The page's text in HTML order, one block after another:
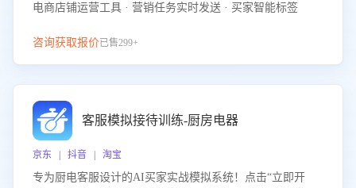
电商店铺运营工具 · 营销任务实时发送 · 买家智能标签
咨询获取报价已售299+
客服模拟接待训练-厨房电器
京东 | 抖音 | 淘宝
专为厨电客服设计的AI买家实战模拟系统！点击“立即开